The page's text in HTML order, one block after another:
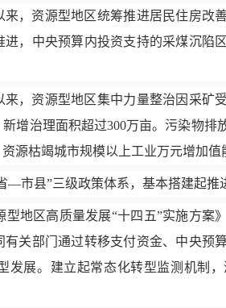
来，资源型地区统筹推进居民住房改
，中央预算内投资支持的采煤沉陷
来，资源型地区集中力量整治因采矿
增治理面积超过300万亩。污染物排
源枯竭城市规模以上工业万元增加值
市县”三级政策体系，基本搭建起推
型地区高质量发展“十四五”实施方案
关部门通过转移支付资金、中央预
发展。建立起常态化转型监测机制